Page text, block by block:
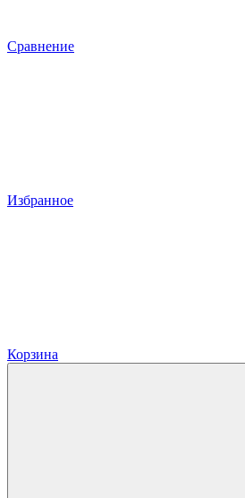
Сравнение
Избранное
Корзина